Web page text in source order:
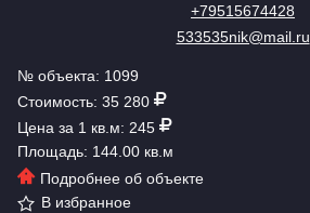
+79515674428
533535nik@mail.ru
№ объекта: 1099
Стоимость: 35 280
Цена за 1 кв.м: 245
Площадь: 144.00 кв.м
Подробнее об объекте
В избранное